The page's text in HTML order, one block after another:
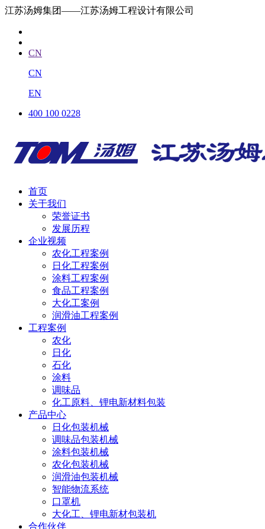
江苏汤姆集团——江苏汤姆工程设计有限公司
CN
CN
EN
400 100 0228
首页
关于我们
荣誉证书
发展历程
企业视频
农化工程案例
日化工程案例
涂料工程案例
食品工程案例
大化工案例
润滑油工程案例
工程案例
农化
日化
石化
涂料
调味品
化工原料、锂电新材料包装
产品中心
日化包装机械
调味品包装机械
涂料包装机械
农化包装机械
润滑油包装机械
智能物流系统
口罩机
大化工、锂电新材包装机
合作伙伴